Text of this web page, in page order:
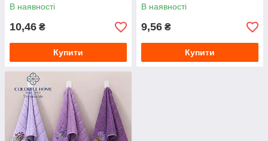
В наявності
10,46 ₴
Купити
В наявності
9,56 ₴
Купити